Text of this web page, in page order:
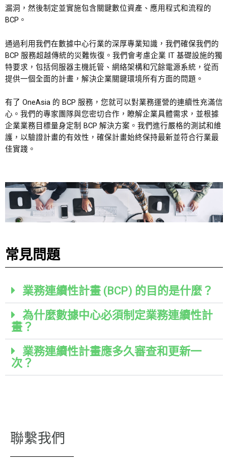
漏洞，然後制定並實施包含關鍵數位資產、應用程式和流程的
BCP。
通過利用我們在數據中心行業的深厚專業知識，我們確保我們的
BCP 服務超越傳統的災難恢復。我們會考慮企業 IT 基礎設施的獨
特要求，包括伺服器主機託管、網絡架構和冗餘電源系統，從而
提供一個全面的計畫，解決企業關鍵環境所有方面的問題。
有了 OneAsia 的 BCP 服務，您就可以對業務運營的連續性充滿信
心。我們的專家團隊與您密切合作，瞭解企業具體需求，並根據
企業業務目標量身定制 BCP 解決方案。我們進行嚴格的測試和維
護，以驗證計畫的有效性，確保計畫始終保持最新並符合行業最
佳實踐。
常見問題
業務連續性計畫 (BCP) 的目的是什麼？
為什麼數據中心必須制定業務連續性計
畫？
業務連續性計畫應多久審查和更新一
次？
聯繫我們